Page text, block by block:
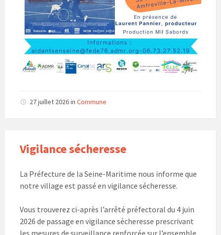
27 juillet 2026in Commune
Vigilance sécheresse
La Préfecture de la Seine-Maritime nous informe que
notre village est passé en vigilance sécheresse.
Vous trouverez ci-après l’arrêté préfectoral du 4 juin
2026 de passage en vigilance sécheresse prescrivant